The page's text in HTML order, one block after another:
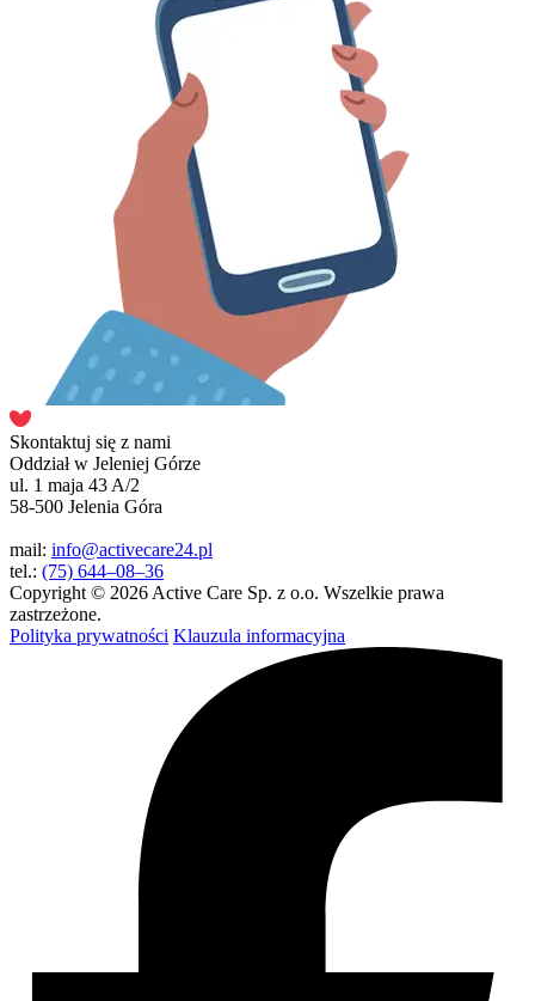
Skontaktuj się z nami
Oddział w Jeleniej Górze
ul. 1 maja 43 A/2
58-500 Jelenia Góra
mail: info@activecare24.pl
tel.: (75) 644–08–36
Copyright © 2026 Active Care Sp. z o.o. Wszelkie prawa
zastrzeżone.
Polityka prywatności Klauzula informacyjna